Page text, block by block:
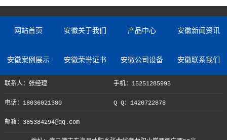
网站首页 安徽关于我们 产品中心 安徽新闻资讯
安徽案例展示 安徽荣誉证书 安徽公司设备 安徽联系我们
联系人：张经理 手机：15251285995
电话：18036021380 Q Q：1420722878
邮箱：385384294@qq.com